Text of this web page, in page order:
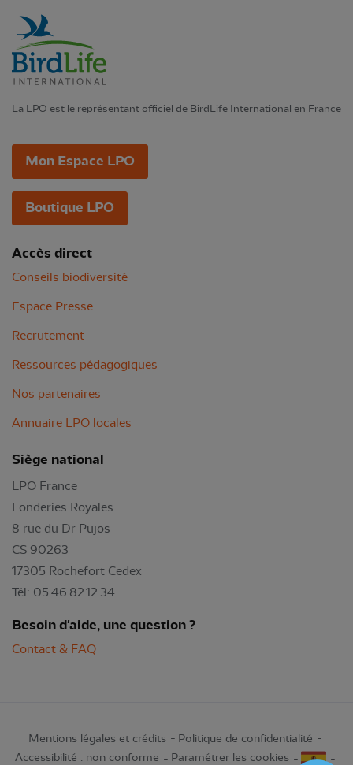
La LPO est le représentant officiel de BirdLife International en France
Mon Espace LPO
Boutique LPO
Accès direct
Conseils biodiversité
Espace Presse
Recrutement
Ressources pédagogiques
Nos partenaires
Annuaire LPO locales
Siège national
LPO France
Fonderies Royales
8 rue du Dr Pujos
CS 90263
17305 Rochefort Cedex
Tél: 05.46.82.12.34
Besoin d'aide, une question ?
Contact & FAQ
Mentions légales et crédits
Politique de confidentialité
Accessibilité : non conforme
Paramétrer les cookies